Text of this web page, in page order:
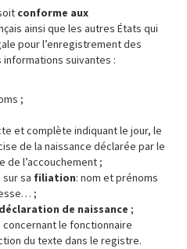
conforme aux
ainsi que les autres États qui
pour l’enregistrement des
suivantes :
;
et complète indiquant le jour, le
de la naissance déclarée par le
de l’accouchement ;
sa filiation: nom et prénoms
;
déclaration de naissance ;
le fonctionnaire
du texte dans le registre.